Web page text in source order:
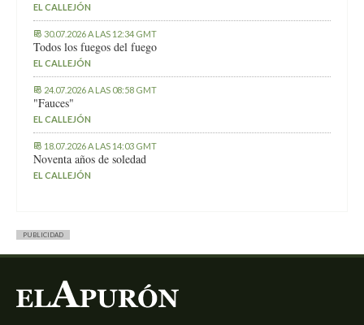
EL CALLEJÓN
30.07.2026 A LAS 12:34 GMT
Todos los fuegos del fuego
EL CALLEJÓN
24.07.2026 A LAS 08:58 GMT
"Fauces"
EL CALLEJÓN
18.07.2026 A LAS 14:03 GMT
Noventa años de soledad
EL CALLEJÓN
PUBLICIDAD